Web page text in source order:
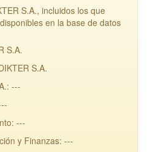
S.A., incluidos los que
en la base de datos
S.A.
S.A.
---
---
y Finanzas: ---